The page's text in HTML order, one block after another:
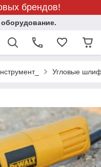
брендов!
Угловые